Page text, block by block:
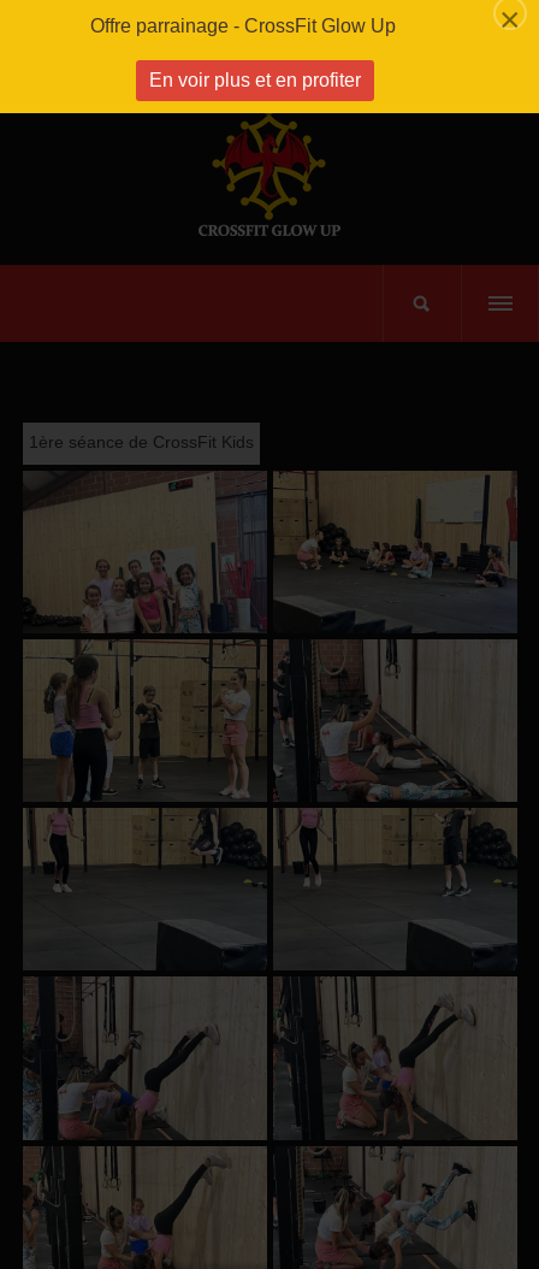
1ère séance de CrossFit Kids
×
Offre parrainage - CrossFit Glow Up
En voir plus et en profiter